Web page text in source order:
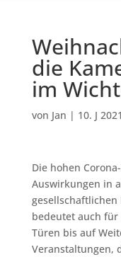
die
im
von Jan | 10. J 2021
Die hohen
Auswirkungen in
gesellschaftlichen
bedeutet auch für
Türen bis auf
Veranstaltungen,